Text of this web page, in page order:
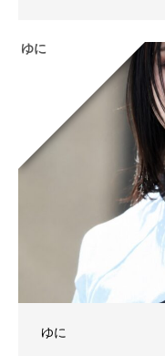
ゆに
ゆに